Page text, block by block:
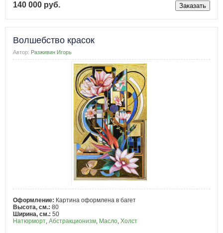
140 000 руб.
Волшебство красок
Автор: Разживин Игорь
Оформление: Картина оформлена в багет
Высота, см.: 80
Ширина, см.: 50
Натюрморт, Абстракционизм, Масло, Холст